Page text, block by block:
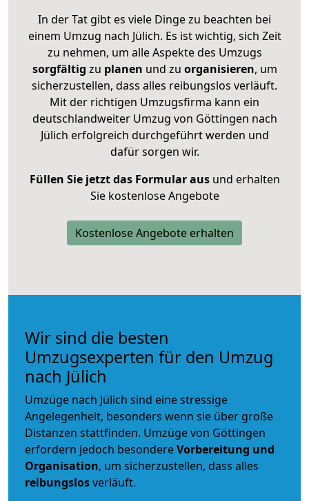
In der Tat gibt es viele Dinge zu beachten bei
einem Umzug nach Jülich. Es ist wichtig, sich Zeit
zu nehmen, um alle Aspekte des Umzugs
sorgfältig zu planen und zu organisieren, um
sicherzustellen, dass alles reibungslos verläuft.
Mit der richtigen Umzugsfirma kann ein
deutschlandweiter Umzug von Göttingen nach
Jülich erfolgreich durchgeführt werden und
dafür sorgen wir.
Füllen Sie jetzt das Formular ausund erhalten
Sie kostenlose Angebote
Kostenlose Angebote erhalten
Wir sind die besten
Umzugsexperten für den Umzug
nach Jülich
Umzüge nach Jülich sind eine stressige
Angelegenheit, besonders wenn sie über große
Distanzen stattfinden. Umzüge von Göttingen
erfordern jedoch besondereVorbereitung und
Organisation, um sicherzustellen, dass alles
reibungslosverläuft.